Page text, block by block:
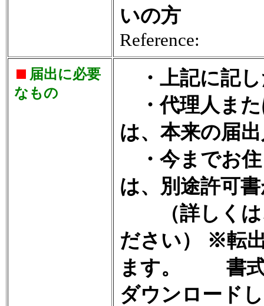
いの方
Reference:
届出に必要
なもの
・上記に記し
・代理人また
は、本来の届
・今までお住
は、別途許可
（詳しくは
ださい） ※転
ます。 書式
ダウンロード